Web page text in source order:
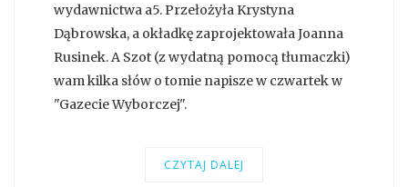
wydawnictwa a5. Przełożyła Krystyna
Dąbrowska, a okładkę zaprojektowała Joanna
Rusinek. A Szot (z wydatną pomocą tłumaczki)
wam kilka słów o tomie napisze w czwartek w
"Gazecie Wyborczej".
CZYTAJ DALEJ